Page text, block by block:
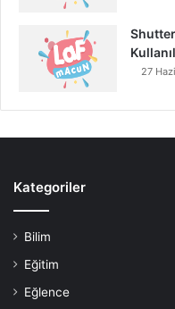
27
Kategoriler
Bilim
Eğitim
Eğlence